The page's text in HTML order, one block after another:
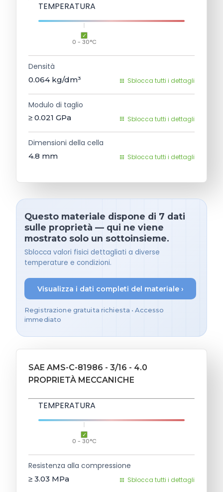
TEMPERATURA
0 - 30°C
Densità
0.064 kg/dm³ Sblocca tutti i dettagli
Modulo di taglio
≥ 0.021 GPa Sblocca tutti i dettagli
Dimensioni della cella
4.8 mm Sblocca tutti i dettagli
Questo materiale dispone di 7 dati
sulle proprietà — qui ne viene
mostrato solo un sottoinsieme.
Sblocca valori fisici dettagliati a diverse
temperature e condizioni.
Visualizza i dati completi del materiale ›
Registrazione gratuita richiesta • Accesso
immediato
SAE AMS-C-81986 - 3/16 - 4.0
PROPRIETÀ MECCANICHE
TEMPERATURA
0 - 30°C
Resistenza alla compressione
≥ 3.03 MPa Sblocca tutti i dettagli